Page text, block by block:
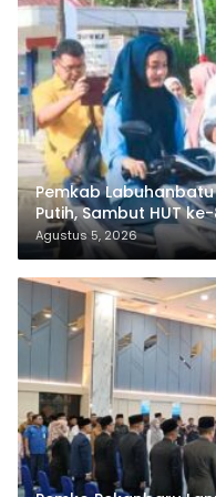
Pemkab
Putih, Sambut HUT
Agustus 5, 2026